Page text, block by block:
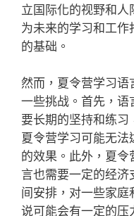
立国际化的视野和人
为未来的学习和工作
的基础。
然而，夏令营学习语
一些挑战。首先，语
要长期的坚持和练习
夏令营学习可能无法
的效果。此外，夏令
言也需要一定的经济
间安排，对一些家庭
说可能会有一定的压